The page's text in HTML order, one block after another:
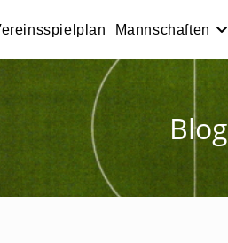
Mannschaften
Blog